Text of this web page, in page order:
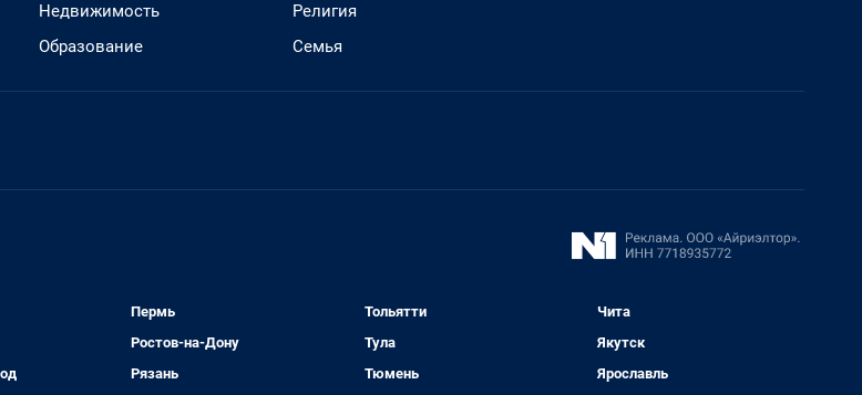
Недвижимость
Образование
Религия
Семья
Пермь
Ростов-на-Дону
Рязань
Тольятти
Тула
Тюмень
Чита
Якутск
Ярославль